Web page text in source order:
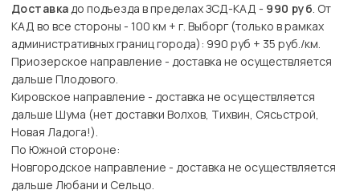
Доставкадо подъезда в пределах ЗСД-КАД - 990 руб. От
КАД во все стороны - 100 км + г. Выборг (только в рамках
административных границ города): 990 руб + 35 руб./км.
Приозерское направление - доставка не осуществляется
дальше Плодового.
Кировское направление - доставка не осуществляется
дальше Шума (нет доставки Волхов, Тихвин, Сясьстрой,
Новая Ладога!).
По Южной стороне:
Новгородское направление - доставка не осуществляется
дальше Любани и Сельцо.